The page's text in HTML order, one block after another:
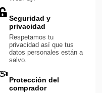
Seguridad y
privacidad
Respetamos tu
privacidad así que tus
datos personales están a
salvo.
Protección del
comprador